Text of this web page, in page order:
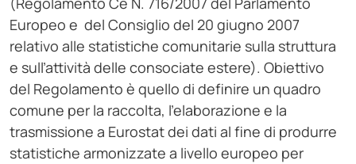
Europeo e del Consiglio del 20 giugno 2007
relativo alle statistiche comunitarie sulla struttura
e sull’attività delle consociate estere). Obiettivo
del Regolamento è quello di definire un quadro
comune per la raccolta, l’elaborazione e la
trasmissione a Eurostat dei dati al fine di produrre
statistiche armonizzate a livello europeo per